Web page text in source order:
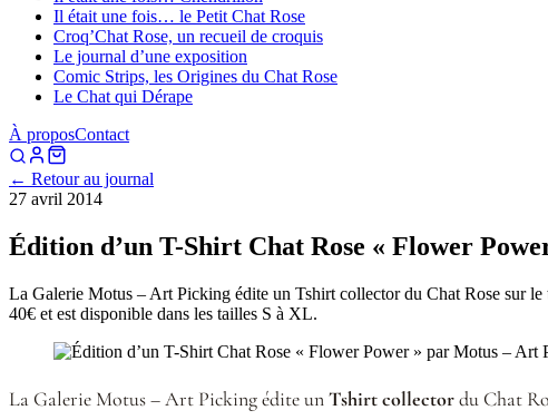
Il était une fois… le Petit Chat Rose
Croq’Chat Rose, un recueil de croquis
Le journal d’une exposition
Comic Strips, les Origines du Chat Rose
Le Chat qui Dérape
À proposContact
← Retour au journal
27 avril 2014
Édition d’un T-Shirt Chat Rose « Flower
La Galerie Motus – Art Picking édite un Tshirt collector du Chat Rose sur
40€ et est disponible dans les tailles S à XL.
La Galerie Motus – Art Picking édite unTshirt collectordu Chat